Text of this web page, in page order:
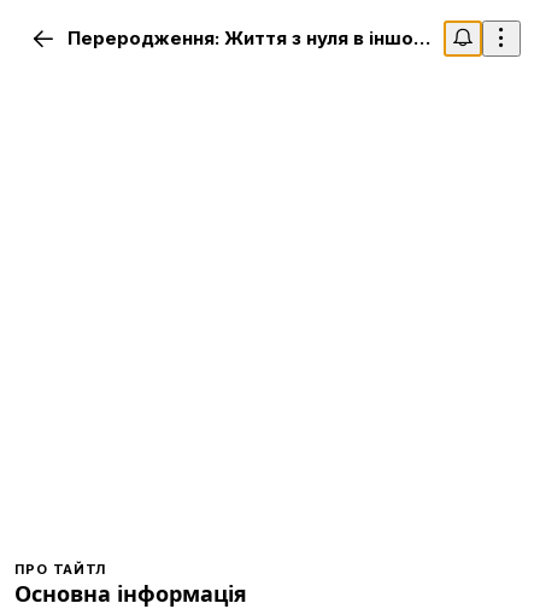
Переродження: Життя з нуля в іншому світі - 4 сезон
ПРО ТАЙТЛ
Основна інформація